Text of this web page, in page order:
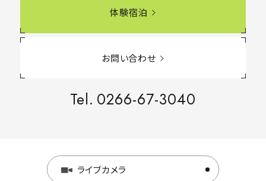
体験宿泊
お問い合わせ
Tel. 0266-67-3040
ライブカメラ